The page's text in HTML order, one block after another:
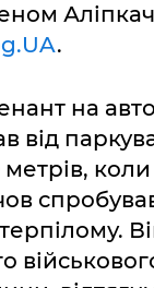
.
на
від